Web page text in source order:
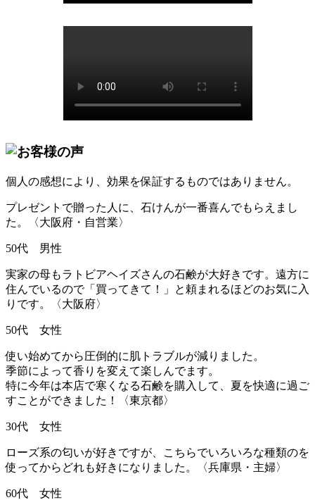
個人の感想により、効果を保証するものではありません。
プレゼントで贈った人に、石けんが一番喜んでもらえまし
た。〈大阪府・自営業〉
50代 男性
実家の母もラトビアヘイズさんの石鹸が大好きです。遠方に
住んでいるので「買ってきて！」と頼まれるほどのお気に入
りです。〈大阪府〉
50代 女性
使い始めてから圧倒的に肌トラブルが減りました。
季節によって香りを変えて楽しんでます。
特に今年は本店で寒くなる石鹸を購入して、夏を快適に過ご
すことができました！〈東京都〉
30代 女性
ローズ系の匂いが好きですが、こちらでいろいろな種類のを
使ってからどれも好きになりました。〈兵庫県・主婦〉
60代 女性